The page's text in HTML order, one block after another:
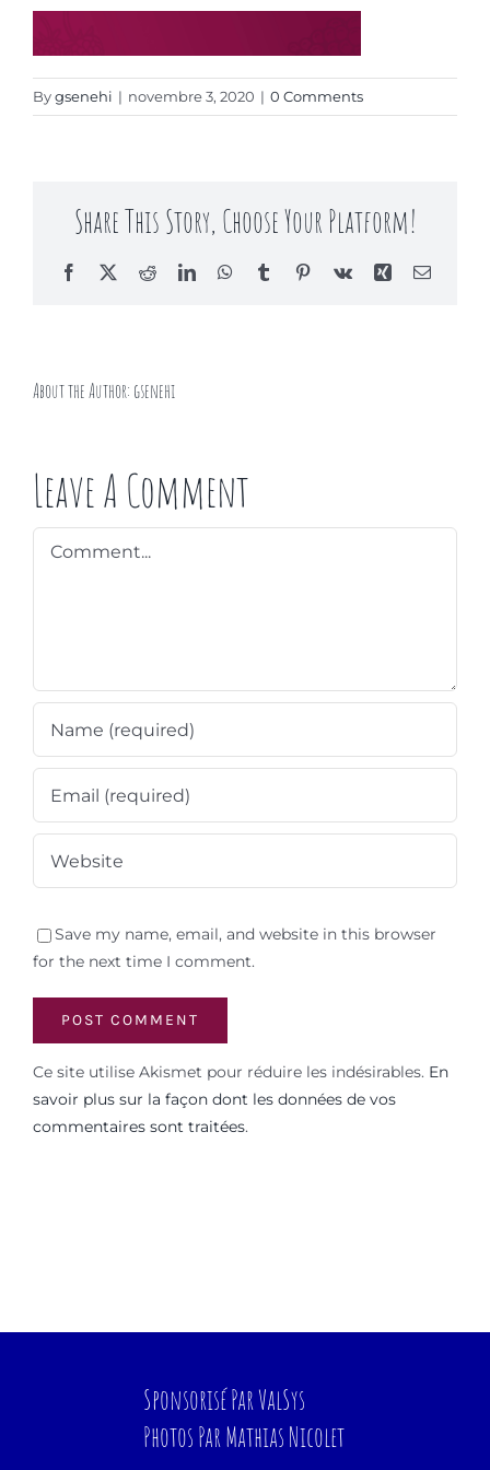
Contact
Bygsenehi | novembre 3, 2020 | 0 Comments
Share This Story, Choose Your Platform!
Facebook
X RedditLinkedInWhatsApp
TumblrPinterest
Vk Xing Email
About the Author: gsenehi
Leave A Comment
Save my name, email, and website in this browser
for the next time I comment.
Ce site utilise Akismet pour réduire les indésirables. En
savoir plus sur la façon dont les données de vos
commentaires sont traitées.
Sponsorisé ParValSys
Photos ParMathias Nicolet